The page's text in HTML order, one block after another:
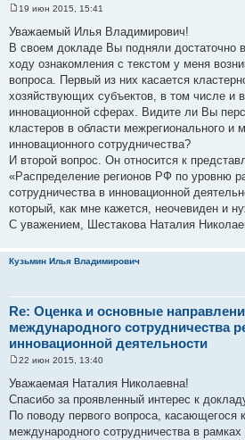
о
б
е
н
е
19 июн 2015, 15:41
Уважаемый Илья Владимирович!
В своем докладе Вы подняли достаточно
ходу ознакомления с текстом у меня
вопроса. Первый из них касается
хозяйствующих субъектов, в том числе и
инновационной сферах. Видите ли Вы
кластеров в области межрегионального и
инновационного сотрудничества?
И второй вопрос. Он относится к
«Распределение регионов РФ по уровню
сотрудничества в инновационной
который, как мне кажется, неочевиден и
С уважением, Шестакова Наталия
Кузьмин Илья Владимирович
Re: Оценка и основные
международного сотрудничества
инновационной деятельности
о
б
е
н
22 июн 2015, 13:40
Уважаемая Наталия Николаевна!
Спасибо за проявленный интерес к
По поводу первого вопроса, касающегося
международного сотрудничества в рамках